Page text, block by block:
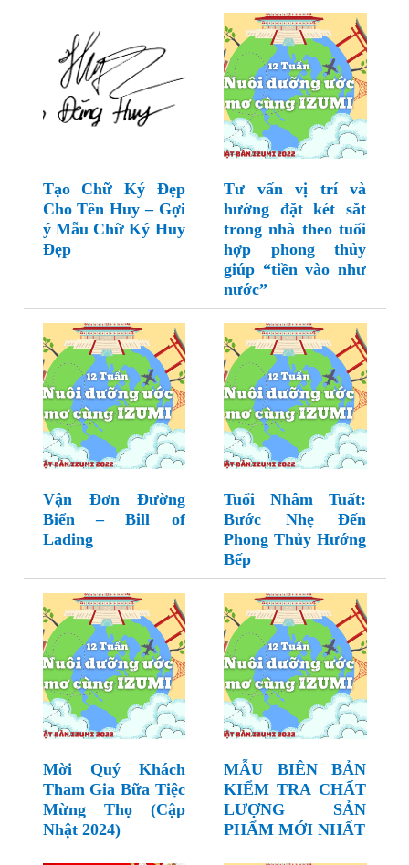
Tạo Chữ Ký Đẹp
Cho Tên Huy – Gợi
ý Mẫu Chữ Ký Huy
Đẹp
Tư vấn vị trí và
hướng đặt két sắt
trong nhà theo tuổi
hợp phong thủy
giúp “tiền vào như
nước”
Vận Đơn Đường
Biển – Bill of
Lading
Tuổi Nhâm Tuất:
Bước Nhẹ Đến
Phong Thủy Hướng
Bếp
Mời Quý Khách
Tham Gia Bữa Tiệc
Mừng Thọ (Cập
Nhật 2024)
MẪU BIÊN BẢN
KIỂM TRA CHẤT
LƯỢNG SẢN
PHẨM MỚI NHẤT